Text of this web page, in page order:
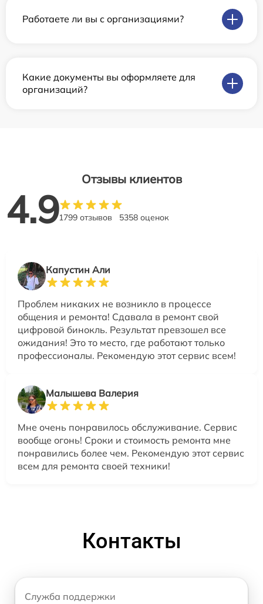
Работаете ли вы с организациями?
Какие документы вы оформляете для
организаций?
Отзывы клиентов
4.91799 отзывов 5358 оценок
Капустин Али
Проблем никаких не возникло в процессе
общения и ремонта! Сдавала в ремонт свой
цифровой бинокль. Результат превзошел все
ожидания! Это то место, где работают только
профессионалы. Рекомендую этот сервис всем!
Малышева Валерия
Мне очень понравилось обслуживание. Сервис
вообще огонь! Сроки и стоимость ремонта мне
понравились более чем. Рекомендую этот сервис
всем для ремонта своей техники!
Контакты
Служба поддержки